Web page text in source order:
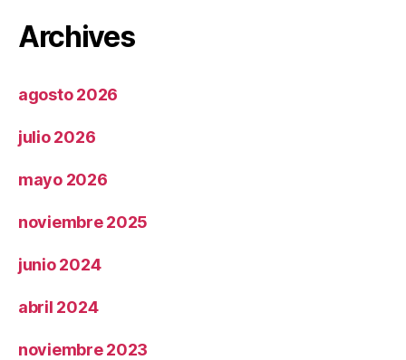
Archives
agosto 2026
julio 2026
mayo 2026
noviembre 2025
junio 2024
abril 2024
noviembre 2023